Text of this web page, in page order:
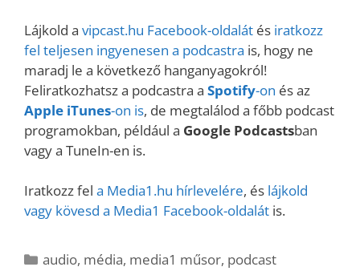
Lájkold a vipcast.hu Facebook-oldalát és iratkozz
fel teljesen ingyenesen a podcastra is, hogy ne
maradj le a következő hanganyagokról!
Feliratkozhatsz a podcastra a Spotify-on és az
Apple iTunes-on is, de megtalálod a főbb podcast
programokban, például a Google Podcastsban
vagy a TuneIn-en is.
Iratkozz fel a Media1.hu hírlevelére, és lájkold
vagy kövesd a Media1 Facebook-oldalát is.
Kategória
audio, média, media1 műsor, podcast